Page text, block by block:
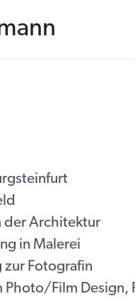
der Architektur
in Malerei
zur Fotografin
Photo/Film Design,